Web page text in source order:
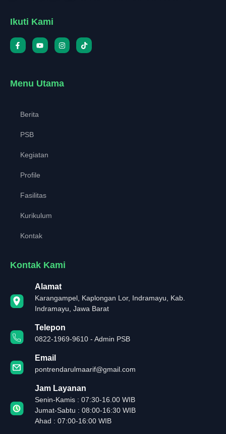
Ikuti Kami
Menu Utama
Berita
PSB
Kegiatan
Profile
Fasilitas
Kurikulum
Kontak
Kontak Kami
Alamat
Karangampel, Kaplongan Lor, Indramayu, Kab.
Indramayu, Jawa Barat
Telepon
0822-1969-9610 - Admin PSB
Email
pontrendarulmaarif@gmail.com
Jam Layanan
Senin-Kamis : 07:30-16.00 WIB
Jumat-Sabtu : 08:00-16:30 WIB
Ahad : 07:00-16:00 WIB